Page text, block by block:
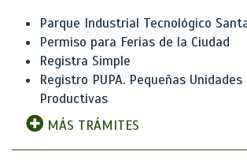
Parque Industrial Tecnológico
Permiso para Ferias de la Ciudad
Registra Simple
Registro PUPA. Pequeñas Unidades
Productivas
MÁS TRÁMITES